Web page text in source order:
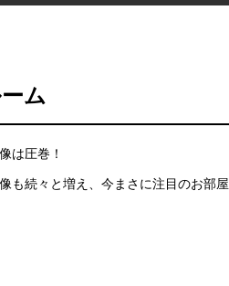
ム
は圧巻！
も続々と増え、今まさに注目のお部屋